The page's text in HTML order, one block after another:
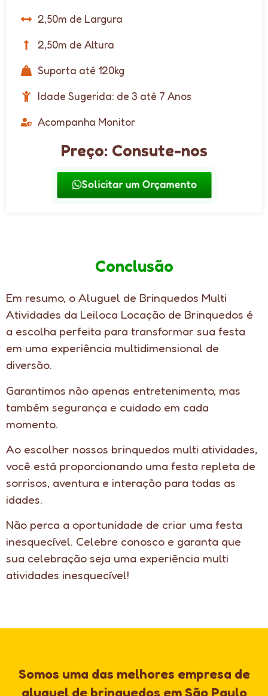
2,50m de Largura
2,50m de Altura
Suporta até 120kg
Idade Sugerida: de 3 até 7 Anos
Acompanha Monitor
Preço: Consute-nos
Solicitar um Orçamento
Conclusão
Em resumo, o Aluguel de Brinquedos Multi
Atividades da Leiloca Locação de Brinquedos é
a escolha perfeita para transformar sua festa
em uma experiência multidimensional de
diversão.
Garantimos não apenas entretenimento, mas
também segurança e cuidado em cada
momento.
Ao escolher nossos brinquedos multi atividades,
você está proporcionando uma festa repleta de
sorrisos, aventura e interação para todas as
idades.
Não perca a oportunidade de criar uma festa
inesquecível. Celebre conosco e garanta que
sua celebração seja uma experiência multi
atividades inesquecível!
Somos uma das melhores empresa de
aluguel de brinquedos em São Paulo